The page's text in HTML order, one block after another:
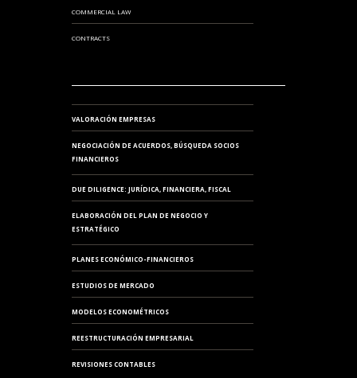
COMMERCIAL LAW
CONTRACTS
VALORACIÓN EMPRESAS
NEGOCIACIÓN DE ACUERDOS, BÚSQUEDA SOCIOS
FINANCIEROS
DUE DILIGENCE: JURÍDICA, FINANCIERA, FISCAL
ELABORACIÓN DEL PLAN DE NEGOCIO Y
ESTRATÉGICO
PLANES ECONÓMICO-FINANCIEROS
ESTUDIOS DE MERCADO
MODELOS ECONOMÉTRICOS
REESTRUCTURACIÓN EMPRESARIAL
REVISIONES CONTABLES